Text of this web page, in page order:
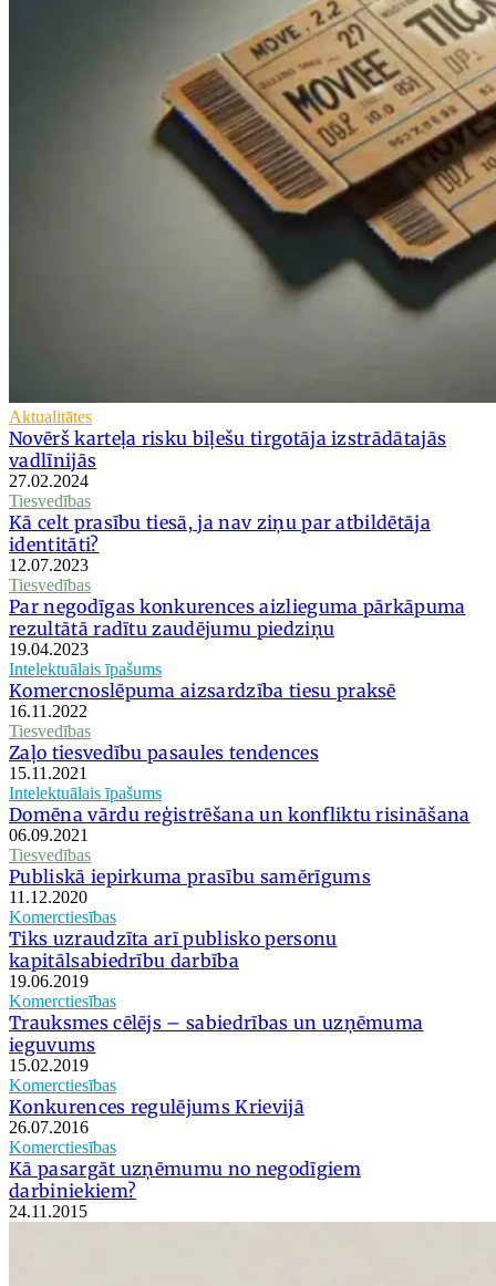
Aktualitātes
Novērš karteļa risku biļešu tirgotāja izstrādātajās
vadlīnijās
27.02.2024
Tiesvedības
Kā celt prasību tiesā, ja nav ziņu par atbildētāja
identitāti?
12.07.2023
Tiesvedības
Par negodīgas konkurences aizlieguma pārkāpuma
rezultātā radītu zaudējumu piedziņu
19.04.2023
Intelektuālais īpašums
Komercnoslēpuma aizsardzība tiesu praksē
16.11.2022
Tiesvedības
Zaļo tiesvedību pasaules tendences
15.11.2021
Intelektuālais īpašums
Domēna vārdu reģistrēšana un konfliktu risināšana
06.09.2021
Tiesvedības
Publiskā iepirkuma prasību samērīgums
11.12.2020
Komerctiesības
Tiks uzraudzīta arī publisko personu
kapitālsabiedrību darbība
19.06.2019
Komerctiesības
Trauksmes cēlējs – sabiedrības un uzņēmuma
ieguvums
15.02.2019
Komerctiesības
Konkurences regulējums Krievijā
26.07.2016
Komerctiesības
Kā pasargāt uzņēmumu no negodīgiem
darbiniekiem?
24.11.2015